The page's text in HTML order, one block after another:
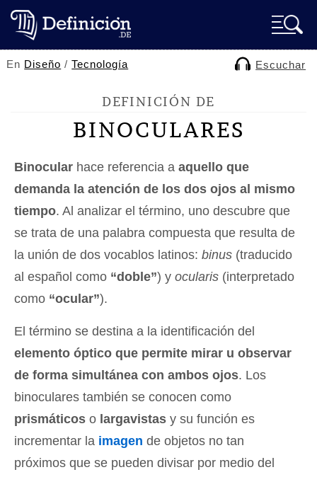
En Diseño /Tecnología Escuchar
DEFINICIÓN DE
BINOCULARES
Binocular hace referencia a aquello que
demanda la atención de los dos ojos al mismo
tiempo. Al analizar el término, uno descubre que
se trata de una palabra compuesta que resulta de
la unión de dos vocablos latinos: binus (traducido
al español como “doble”) y ocularis (interpretado
como “ocular”).
El término se destina a la identificación del
elemento óptico que permite mirar u observar
de forma simultánea con ambos ojos. Los
binoculares también se conocen como
prismáticos o largavistas y su función es
incrementar la imagen de objetos no tan
próximos que se pueden divisar por medio del